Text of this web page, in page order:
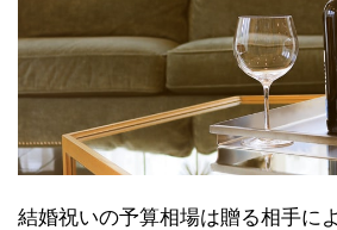
結婚祝いの予算相場は贈る相手に